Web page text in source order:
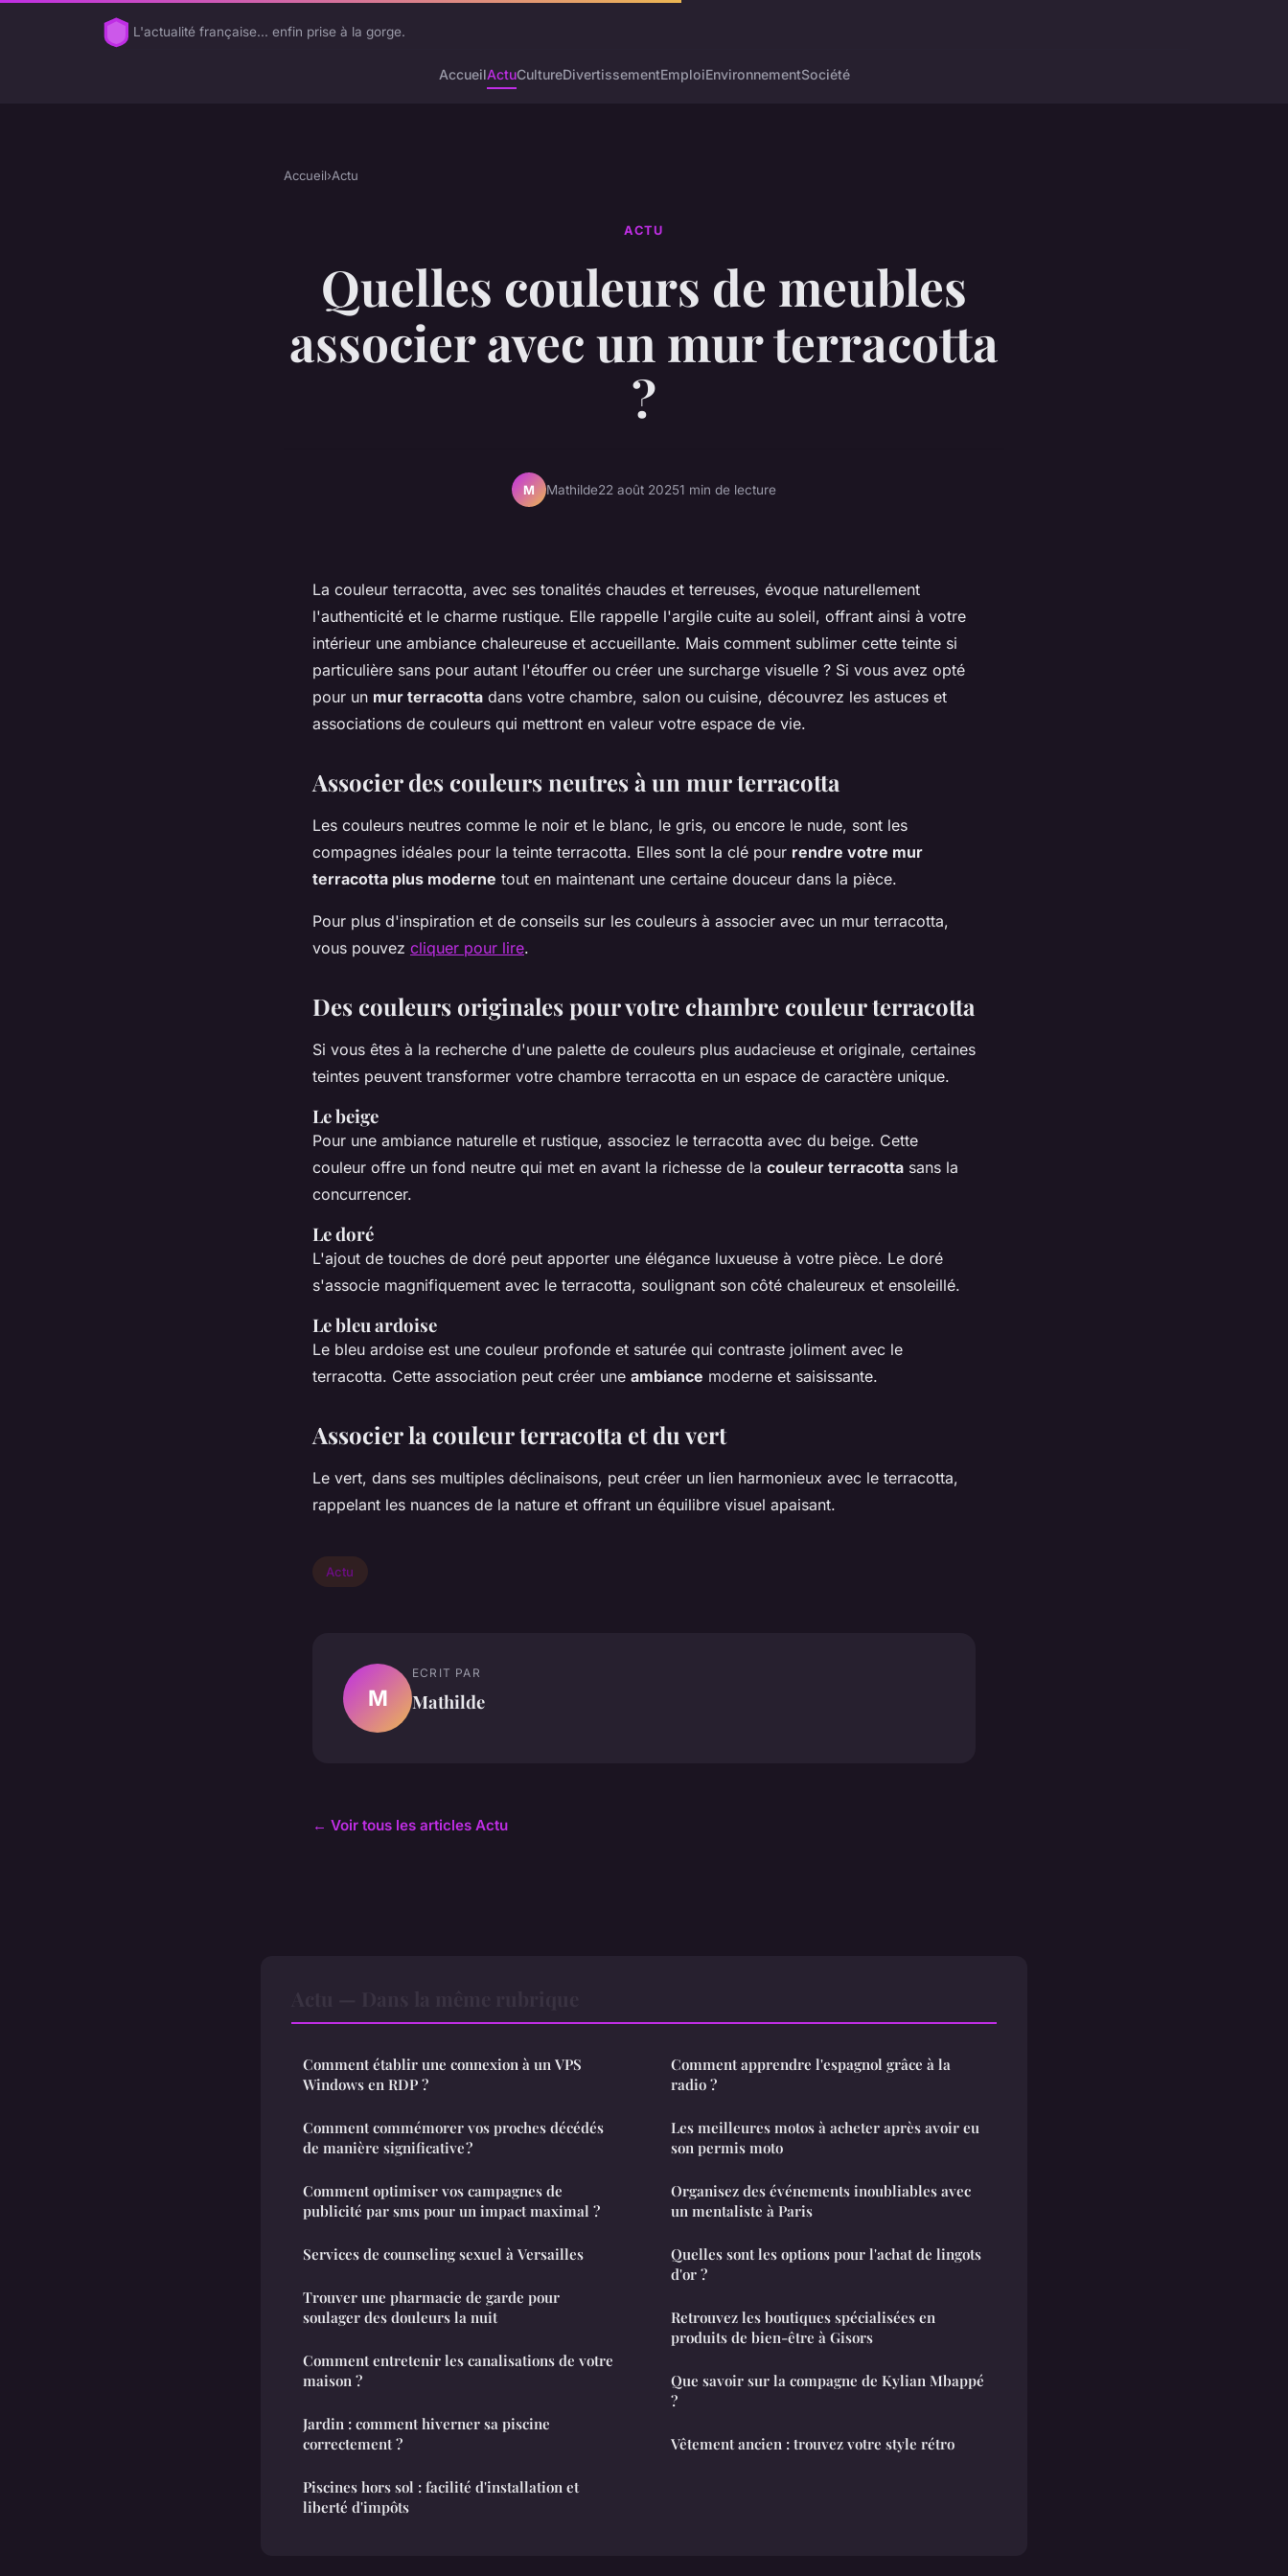
L'actualité française... enfin prise à la gorge.
AccueilActuCultureDivertissementEmploiEnvironnementSociété
Accueil›Actu
ACTU
Quelles couleurs de meubles
associer avec un mur terracotta
?
M Mathilde22 août 20251 min de lecture
La couleur terracotta, avec ses tonalités chaudes et terreuses, évoque naturellement
l'authenticité et le charme rustique. Elle rappelle l'argile cuite au soleil, offrant ainsi à votre
intérieur une ambiance chaleureuse et accueillante. Mais comment sublimer cette teinte si
particulière sans pour autant l'étouffer ou créer une surcharge visuelle ? Si vous avez opté
pour un mur terracotta dans votre chambre, salon ou cuisine, découvrez les astuces et
associations de couleurs qui mettront en valeur votre espace de vie.
Associer des couleurs neutres à un mur terracotta
Les couleurs neutres comme le noir et le blanc, le gris, ou encore le nude, sont les
compagnes idéales pour la teinte terracotta. Elles sont la clé pour rendre votre mur
terracotta plus moderne tout en maintenant une certaine douceur dans la pièce.
Pour plus d'inspiration et de conseils sur les couleurs à associer avec un mur terracotta,
vous pouvez cliquer pour lire.
Des couleurs originales pour votre chambre couleur terracotta
Si vous êtes à la recherche d'une palette de couleurs plus audacieuse et originale, certaines
teintes peuvent transformer votre chambre terracotta en un espace de caractère unique.
Le beige
Pour une ambiance naturelle et rustique, associez le terracotta avec du beige. Cette
couleur offre un fond neutre qui met en avant la richesse de la couleur terracotta sans la
concurrencer.
Le doré
L'ajout de touches de doré peut apporter une élégance luxueuse à votre pièce. Le doré
s'associe magnifiquement avec le terracotta, soulignant son côté chaleureux et ensoleillé.
Le bleu ardoise
Le bleu ardoise est une couleur profonde et saturée qui contraste joliment avec le
terracotta. Cette association peut créer une ambiance moderne et saisissante.
Associer la couleur terracotta et du vert
Le vert, dans ses multiples déclinaisons, peut créer un lien harmonieux avec le terracotta,
rappelant les nuances de la nature et offrant un équilibre visuel apaisant.
Actu
M
ECRIT PAR
Mathilde
← Voir tous les articles Actu
Comment établir une connexion à un VPS
Windows en RDP ?
Comment commémorer vos proches décédés
de manière significative ?
Comment optimiser vos campagnes de
publicité par sms pour un impact maximal ?
Services de counseling sexuel à Versailles
Trouver une pharmacie de garde pour
soulager des douleurs la nuit
Comment entretenir les canalisations de votre
maison ?
Jardin : comment hiverner sa piscine
correctement ?
Piscines hors sol : facilité d'installation et
liberté d'impôts
Comment apprendre l'espagnol grâce à la
radio ?
Les meilleures motos à acheter après avoir eu
son permis moto
Organisez des événements inoubliables avec
un mentaliste à Paris
Quelles sont les options pour l'achat de lingots
d'or ?
Retrouvez les boutiques spécialisées en
produits de bien-être à Gisors
Que savoir sur la compagne de Kylian Mbappé
?
Vêtement ancien : trouvez votre style rétro